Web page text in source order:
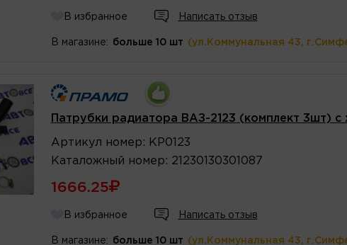
В избранное Написать отзыв
В магазине: больше 10 шт (ул.Коммунальная 43,
Патрубки радиатора ВАЗ-2123 (комплект 3шт)
Артикул номер : KP0123
Каталожный номер : 21230130301087
1666.25
В избранное Написать отзыв
В магазине: больше 10 шт (ул.Коммунальная 43,